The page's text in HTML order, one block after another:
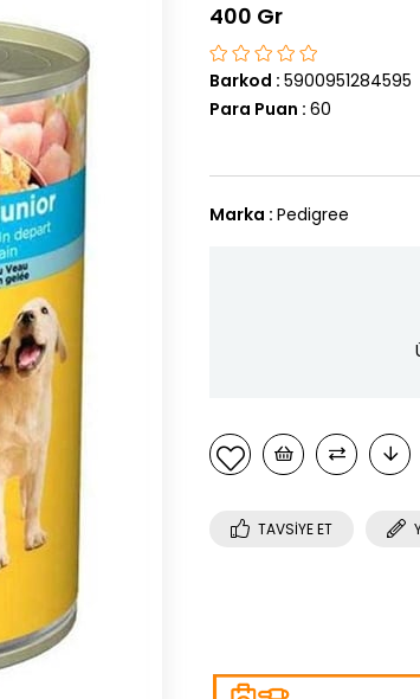
400 Gr
Barkod : 5900951284595
Para Puan : 60
Marka : Pedigree
TAVSIYE ET